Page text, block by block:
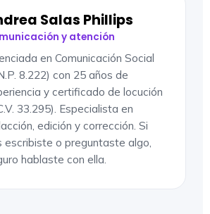
Salas Phillips
y atención
en Comunicación Social
8.222) con 25 años de
y certificado de locución
33.295). Especialista en
edición y corrección. Si
escribiste o preguntaste algo,
hablaste con ella.